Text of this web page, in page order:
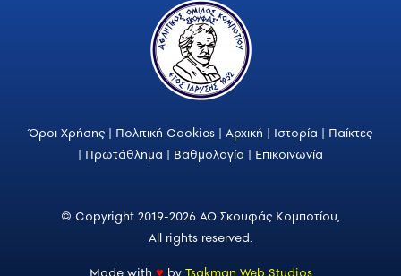
Όροι Χρήσης | Πολιτική Cookies | Αρχική | Ιστορία | Παίκτες
| Πρωτάθλημα | Βαθμολογία | Επικοινωνία
© Copyright 2019-2026 ΑΟ Σκουφάς Κομποτίου,
All rights reserved.